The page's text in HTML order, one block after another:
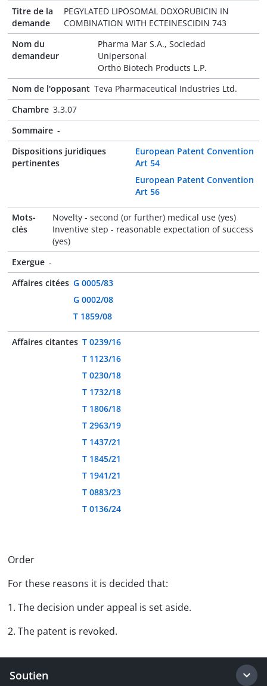
Titre de la
demande
PEGYLATED LIPOSOMAL DOXORUBICIN IN
COMBINATION WITH ECTEINESCIDIN 743
Nom du
demandeur
Pharma Mar S.A., Sociedad
Unipersonal
Ortho Biotech Products L.P.
Nom de l'opposant Teva Pharmaceutical Industries Ltd.
Chambre 3.3.07
Sommaire -
Dispositions juridiques
pertinentes
European Patent Convention
Art 54
European Patent Convention
Art 56
Mots-
clés
Novelty - second (or further) medical use (yes)
Inventive step - reasonable expectation of success
(yes)
Exergue -
Affaires citées G 0005/83
G 0002/08
T 1859/08
Affaires citantes T 0239/16
T 1123/16
T 0230/18
T 1732/18
T 1806/18
T 2963/19
T 1437/21
T 1845/21
T 1941/21
T 0883/23
T 0136/24
Order
For these reasons it is decided that:
1. The decision under appeal is set aside.
2. The patent is revoked.
Soutien